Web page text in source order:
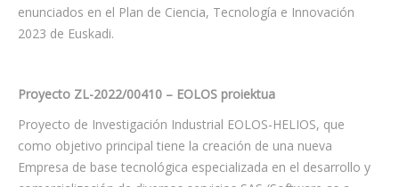
enunciados en el Plan de Ciencia, Tecnología e Innovación
2023 de Euskadi.
Proyecto ZL-2022/00410 – EOLOS proiektua
Proyecto de Investigación Industrial EOLOS-HELIOS, que
como objetivo principal tiene la creación de una nueva
Empresa de base tecnológica especializada en el desarrollo y